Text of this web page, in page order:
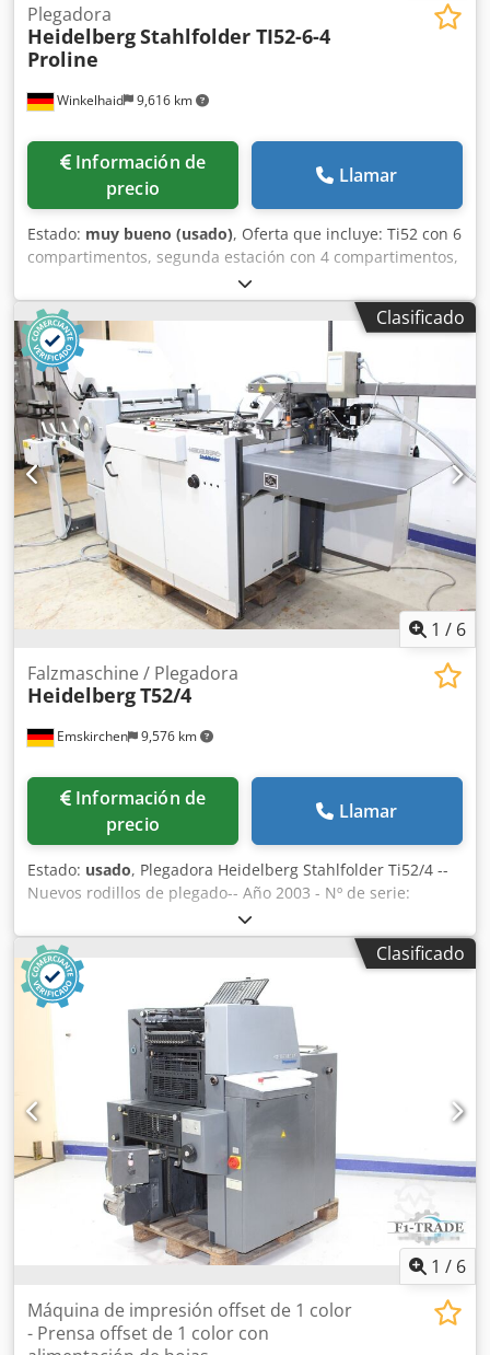
Winkelhaid 9,616 km
Plegadora
HeidelbergStahlfolder TI52-6-4
Proline
Información de
precio
Llamar
Estado: muy bueno (usado), Oferta que incluye: Ti52 con 6
compartimentos, segunda estación con 4 compartimentos,
alimentador Tremat, en muy buen estado, año de
fabricación 2009, incluye mesa de trabajo SAK-52,
opcionalmente disponible VFZ52. Dodpfjzmp Nrsx Ap Hokr
Clasificado
1 / 6
Emskirchen 9,576 km
Falzmaschine / Plegadora
HeidelbergT52/4
Información de
precio
Llamar
Estado: usado, Plegadora Heidelberg Stahlfolder Ti52/4 --
Nuevos rodillos de plegado-- Año 2003 - Nº de serie:
F.00235 Alimentador de pila plana Ancho de trabajo máx.:
520 mm Dksdpfxexu Ufuo Ap Hjr 1ª estación: 4 bolsillos
Entrega de cinta en cascada Stahl SAK Incluye manuales
Inspección de vídeo online por WhatsApp - MS Zoom -
Telegram En stock en Emskirchen/Núremberg - Disponible
de inmediato - Se puede probar
Clasificado
1 / 6
Máquina de impresión offset de 1 color
- Prensa offset de 1 color con